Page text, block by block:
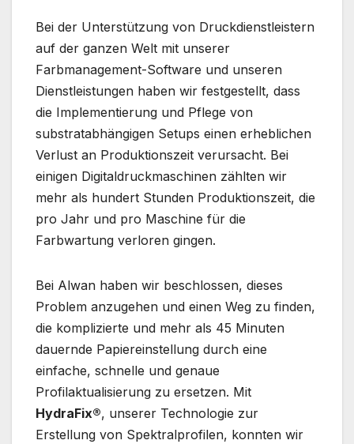
Bei der Unterstützung von Druckdienstleistern
auf der ganzen Welt mit unserer
Farbmanagement-Software und unseren
Dienstleistungen haben wir festgestellt, dass
die Implementierung und Pflege von
substratabhängigen Setups einen erheblichen
Verlust an Produktionszeit verursacht. Bei
einigen Digitaldruckmaschinen zählten wir
mehr als hundert Stunden Produktionszeit, die
pro Jahr und pro Maschine für die
Farbwartung verloren gingen.
Bei Alwan haben wir beschlossen, dieses
Problem anzugehen und einen Weg zu finden,
die komplizierte und mehr als 45 Minuten
dauernde Papiereinstellung durch eine
einfache, schnelle und genaue
Profilaktualisierung zu ersetzen. Mit
HydraFix®, unserer Technologie zur
Erstellung von Spektralprofilen, konnten wir